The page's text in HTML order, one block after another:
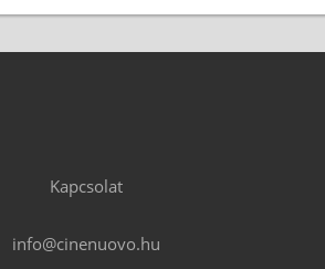
Kapcsolat
info@cinenuovo.hu